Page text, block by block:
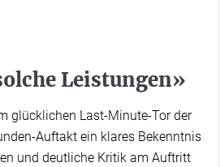
Leistungen»
glücklichen Last-Minute-Tor der
Auftakt ein klares Bekenntnis
und deutliche Kritik am Auftritt